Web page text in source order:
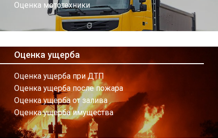
Оценка мототехники
Оценка ущерба
Оценка ущерба при ДТП
Оценка ущерба после пожара
Оценка ущерба от залива
Оценка ущерба имущества